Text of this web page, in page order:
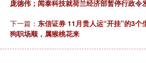
庞德伟；闻泰科技就荷兰经济部暂停行政令
下一篇： 东信证券 11月贵人运“开挂”的3个
狗职场顺，属猴桃花来